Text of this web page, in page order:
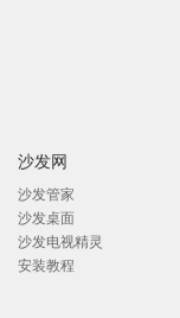
沙发网
沙发管家
沙发桌面
沙发电视精灵
安装教程